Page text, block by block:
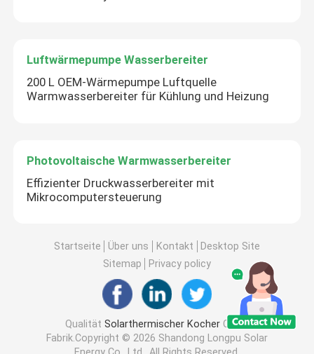
Luftwärmepumpe Wasserbereiter
200 L OEM-Wärmepumpe Luftquelle
Warmwasserbereiter für Kühlung und Heizung
Photovoltaische Warmwasserbereiter
Effizienter Druckwasserbereiter mit
Mikrocomputersteuerung
Startseite Über uns Kontakt
Desktop Site
Sitemap
Privacy policy
QualitätSolarthermischer Kocher China
Fabrik.Copyright © 2026 Shandong Longpu Solar